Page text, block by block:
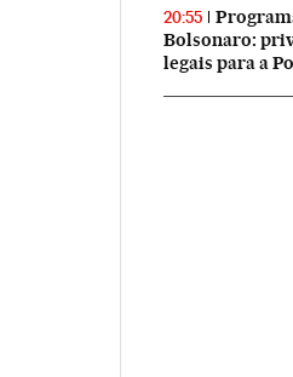
20:55
Bolsonaro:
legais para a